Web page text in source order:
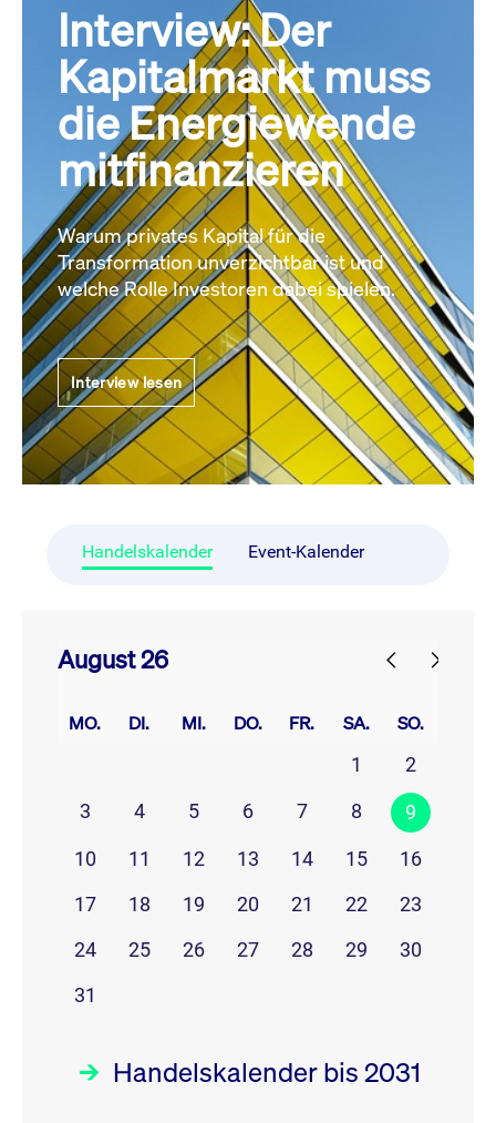
Interview: Der
Kapitalmarkt muss
die Energiewende
mitfinanzieren
Warum privates Kapital für die
Transformation unverzichtbar ist und
welche Rolle Investoren dabei spielen.
Interview lesen
Handelskalender Event-Kalender
August 26
MO. DI. MI. DO. FR. SA. SO.
1
2
3
4 5 6 7 8 9
10 11 12 13 14 15
16
17
18 19 20 21 22
23
24
25 26 27 28 29
30
31
Handelskalender bis 2031